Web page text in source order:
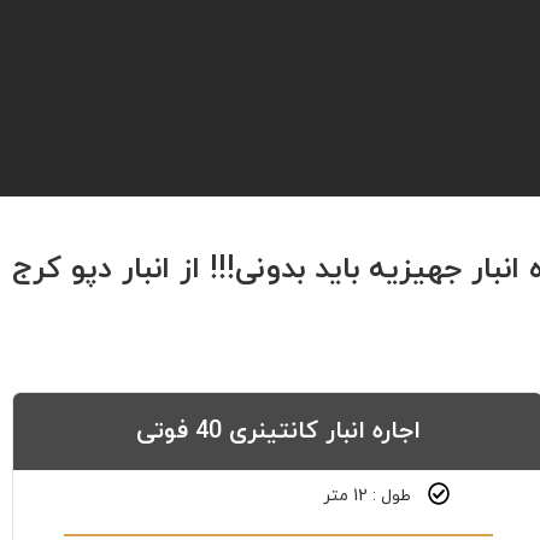
اجاره انبار کانتینری 40 فوتی
طول : 12 متر